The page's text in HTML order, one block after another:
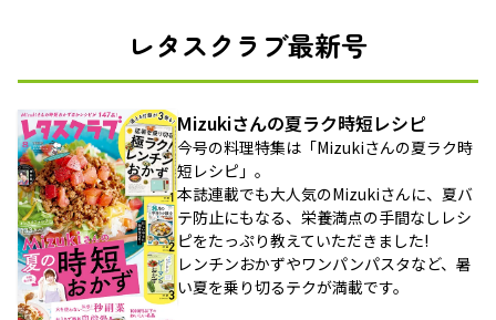
レタスクラブ最新号
Mizukiさんの夏ラク時短レシピ
今号の料理特集は「Mizukiさんの夏ラク時
短レシピ」。
本誌連載でも大人気のMizukiさんに、夏バ
テ防止にもなる、栄養満点の手間なしレシ
ピをたっぷり教えていただきました!
レンチンおかずやワンパンパスタなど、暑
い夏を乗り切るテクが満載です。